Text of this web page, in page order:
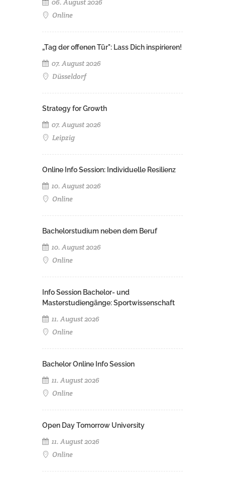
06. August 2026
Online
„Tag der offenen Tür": Lass Dich inspirieren!
07. August 2026
Düsseldorf
Strategy for Growth
07. August 2026
Leipzig
Online Info Session: Individuelle Resilienz
10. August 2026
Online
Bachelorstudium neben dem Beruf
10. August 2026
Online
Info Session Bachelor- und
Masterstudiengänge: Sportwissenschaft
11. August 2026
Online
Bachelor Online Info Session
11. August 2026
Online
Open Day Tomorrow University
11. August 2026
Online